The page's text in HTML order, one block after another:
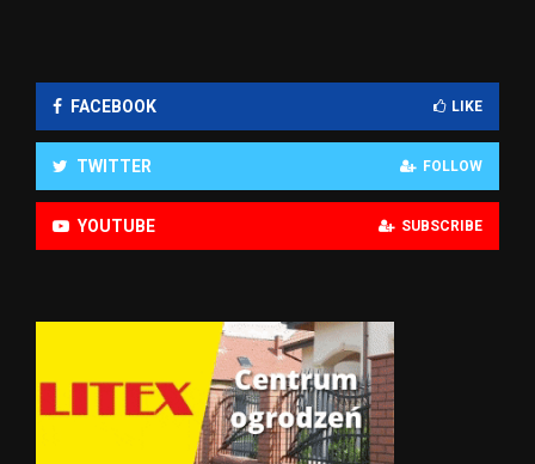
FACEBOOK LIKE
TWITTER FOLLOW
YOUTUBE SUBSCRIBE